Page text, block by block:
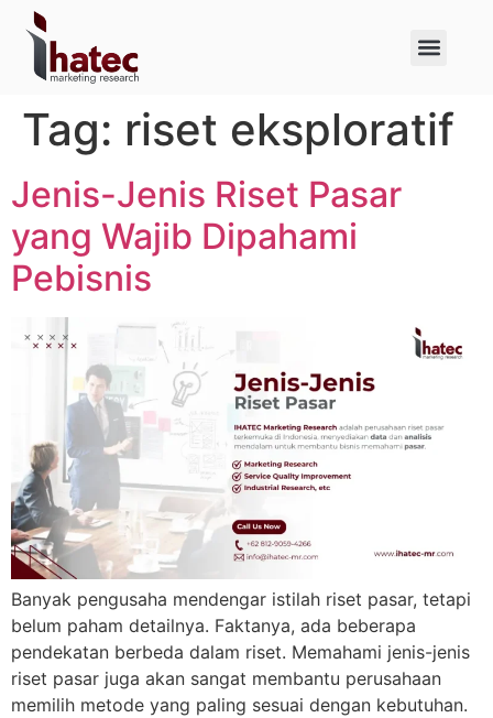
Tag: riset eksploratif
Jenis-Jenis Riset Pasar
yang Wajib Dipahami
Pebisnis
Banyak pengusaha mendengar istilah riset pasar, tetapi
belum paham detailnya. Faktanya, ada beberapa
pendekatan berbeda dalam riset. Memahami jenis-jenis
riset pasar juga akan sangat membantu perusahaan
memilih metode yang paling sesuai dengan kebutuhan.